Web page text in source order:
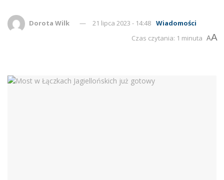
Dorota Wilk 21 lipca 2023 - 14:48 Wiadomości
Czas czytania: 1 minuta AA